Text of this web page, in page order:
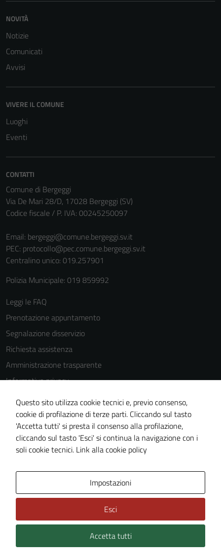
NOVITÀ
Notizie
Comunicati
Avvisi
VIVERE IL COMUNE
Luoghi
Eventi
CONTATTI
Comune di Bergeggi
Via De Mari 28/D, 17028 Bergeggi (SV)
Codice fiscale / P. IVA: 00245250097
Email: bergeggi@comune.bergeggi.sv.it
PEC: protocollo@pec.comune.bergeggi.sv.it
Centralino unico: 019.257901
Polizia Municipale: 019 859992
Leggi le FAQ
Prenotazione appuntamento
Segnalazione disservizio
Richiesta assistenza
Amministrazione trasparente
Informativa privacy
Cookie Policy
Note legali
Dichiarazione di accessibilità
Piano di miglioramento del sito
Technical Design s.r.l.
Questo sito utilizza cookie tecnici e, previo consenso,
cookie di profilazione di terze parti. Cliccando sul tasto
'Accetta tutti' si presta il consenso alla profilazione,
cliccando sul tasto 'Esci' si continua la navigazione con i
soli cookie tecnici. Link alla cookie policy
Impostazioni
Esci
Accetta tutti